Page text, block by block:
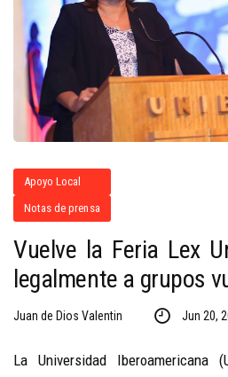
Apoyo Local
Notas de prensa
Vuelve la Feria Lex
legalmente a grupos
Juan de Dios Valentin Jun 20,
La Universidad Iberoamericana